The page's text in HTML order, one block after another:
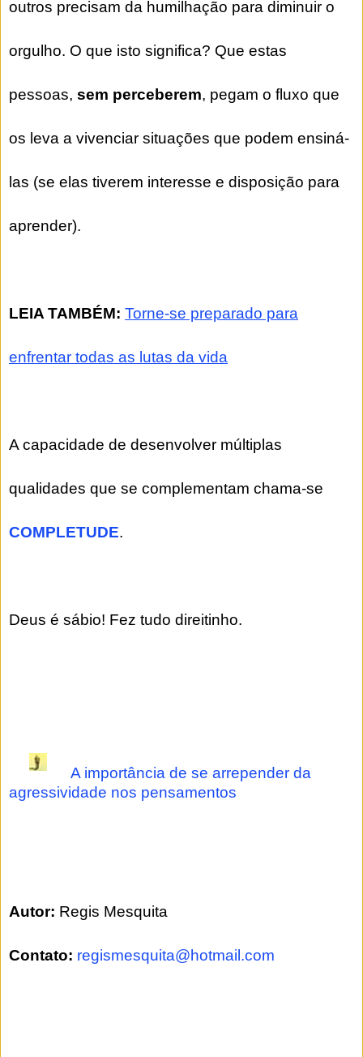
outros precisam da humilhação para diminuir o
orgulho. O que isto significa? Que estas
pessoas, sem perceberem, pegam o fluxo que
os leva a vivenciar situações que podem ensiná-
las (se elas tiverem interesse e disposição para
aprender).
LEIA TAMBÉM: Torne-se preparado para
enfrentar todas as lutas da vida
A capacidade de desenvolver múltiplas
qualidades que se complementam chama-se
COMPLETUDE.
Deus é sábio! Fez tudo direitinho.
A importância de se arrepender da
agressividade nos pensamentos
Autor: Regis Mesquita
Contato: regismesquita@hotmail.com